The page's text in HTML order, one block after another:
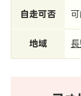
自走可否
地域